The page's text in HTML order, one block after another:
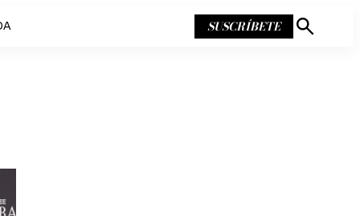
SUSCRÍBETE
Mostrar